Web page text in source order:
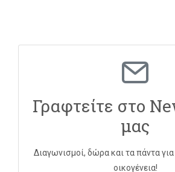
Γραφτείτε στο
μας
Διαγωνισμοί, δώρα και τα πάντα για
οικογένεια!